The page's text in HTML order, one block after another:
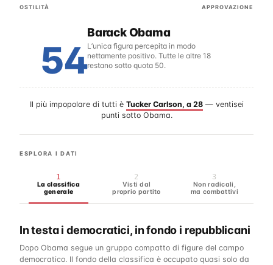
OSTILITÀ
APPROVAZIONE
54
Barack Obama
L’unica figura percepita in modo
nettamente positivo. Tutte le altre 18
restano sotto quota 50.
Il più impopolare di tutti è Tucker Carlson, a 28— ventisei
punti sotto Obama.
ESPLORA I DATI
1
La classifica
generale
2
Visti dal
proprio partito
3
Non radicali,
ma combattivi
In testa i democratici, in fondo i repubblicani
Dopo Obama segue un gruppo compatto di figure del campo
democratico. Il fondo della classifica è occupato quasi solo da